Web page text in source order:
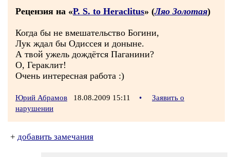
Рецензия на «P. S. to Heraclitus» (Ляо Золотая)
Когда бы не вмешательство Богини,
Лук ждал бы Одиссея и доныне.
А твой ужель дождётся Паганини?
О, Гераклит!
Очень интересная работа :)
Юрий Абрамов 18.08.2009 15:11 •
Заявить о
нарушении
+ добавить замечания